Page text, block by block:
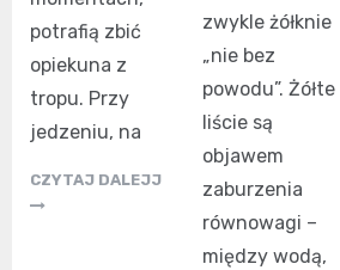
potrafią zbić
opiekuna z
tropu. Przy
jedzeniu, na
CZYTAJ DALEJJ
zwykle żółknie
„nie bez
powodu”. Żółte
liście są
objawem
zaburzenia
równowagi –
między wodą,